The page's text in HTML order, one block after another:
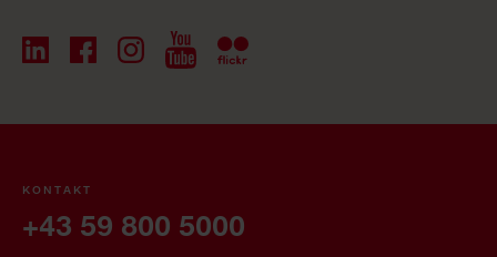
KONTAKT
+43 59 800 5000